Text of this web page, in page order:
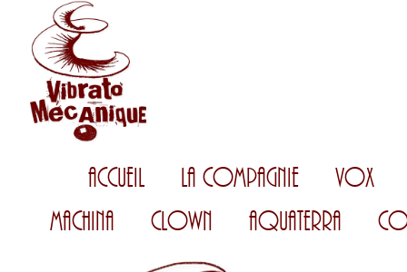
Accueil La Compagnie
Vox
Machina
Clown AquaTerra